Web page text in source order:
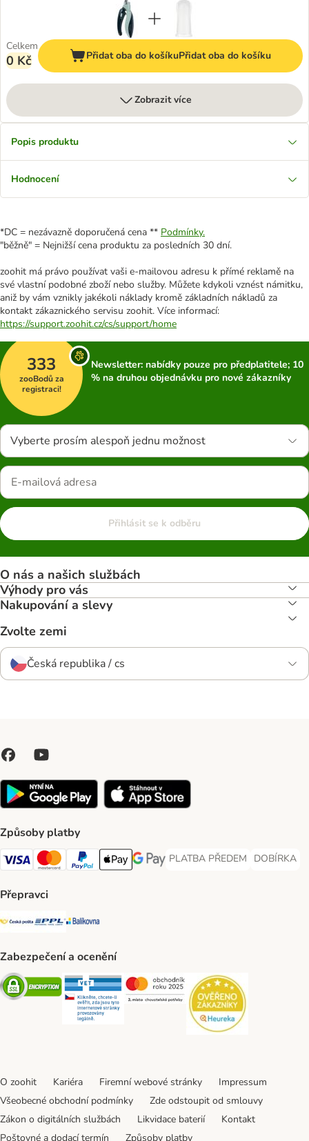
Celkem
0 Kč Přidat oba do košíkuPřidat oba do košíku
Zobrazit více
Popis produktu
Hodnocení
*DC = nezávazně doporučená cena ** Podmínky.
"běžně" = Nejnižší cena produktu za posledních 30 dní.
zoohit má právo používat vaši e-mailovou adresu k přímé reklamě na
své vlastní podobné zboží nebo služby. Můžete kdykoli vznést námitku,
aniž by vám vznikly jakékoli náklady kromě základních nákladů za
kontakt zákaznického servisu zoohit. Více informací:
https://support.zoohit.cz/cs/support/home
333
zooBodů za
registraci!
Newsletter: nabídky pouze pro předplatitele; 10
% na druhou objednávku pro nové zákazníky
Vyberte prosím alespoň jednu možnost
Přihlásit se k odběru
O nás a našich službách
Výhody pro vás
Nakupování a slevy
Zvolte zemi
Česká republika / cs
Způsoby platby
Visa Payment Method
Mastercard Payment Method
PayPal Payment Method
Apple pay Payment Method
GooglePay Payment Method
PLATBA PŘEDEM
PLATBA PŘEDEM Payment
DOBÍRKA
DOBÍRKA
Přepravci
Česká pošta Shipping Method
PPL Shipping Method
Balíkovna Shipping Method
Zabezpečení a ocenění
Security Security Security
O zoohit Kariéra Firemní webové stránky
Impressum
Všeobecné obchodní podmínky
Zde odstoupit od smlouvy
Zákon o digitálních službách
Likvidace baterií
Kontakt
Poštovné a dodací termín
Způsoby platby